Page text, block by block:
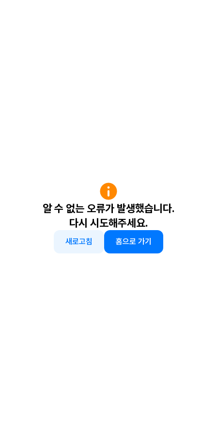
알 수 없는 오류가 발생했습니다.
다시 시도해주세요.
새로고침 홈으로 가기